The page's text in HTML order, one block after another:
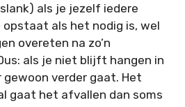
als je jezelf iedere
opstaat als het nodig is, wel
overeten na zo’n
als je niet blijft hangen in
gewoon verder gaat. Het
gaat het afvallen dan soms